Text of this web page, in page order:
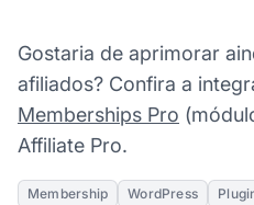
Gostaria de aprimorar
afiliados? Confira a
Memberships Pro
Affiliate Pro.
Membership WordPress